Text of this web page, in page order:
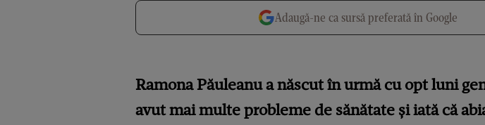
Adaugă-ne ca sursă preferată în Google
Ramona Păuleanu a născut în urmă cu opt luni
avut mai multe probleme de sănătate și iată că